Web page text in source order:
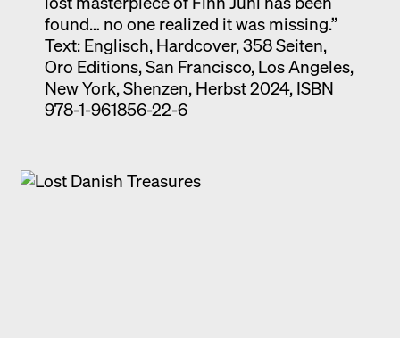
found… no one realized it was missing.”
Text: Englisch, Hardcover, 358 Seiten,
Oro Editions, San Francisco, Los Angeles,
New York, Shenzen, Herbst 2024, ISBN
978-1-961856-22-6